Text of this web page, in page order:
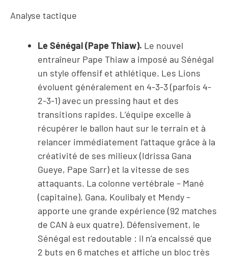
Analyse tactique
Le Sénégal (Pape Thiaw). Le nouvel
entraîneur Pape Thiaw a imposé au Sénégal
un style offensif et athlétique. Les Lions
évoluent généralement en 4-3-3 (parfois 4-
2-3-1) avec un pressing haut et des
transitions rapides. L’équipe excelle à
récupérer le ballon haut sur le terrain et à
relancer immédiatement l’attaque grâce à la
créativité de ses milieux (Idrissa Gana
Gueye, Pape Sarr) et la vitesse de ses
attaquants. La colonne vertébrale – Mané
(capitaine), Gana, Koulibaly et Mendy –
apporte une grande expérience (92 matches
de CAN à eux quatre). Défensivement, le
Sénégal est redoutable : il n’a encaissé que
2 buts en 6 matches et affiche un bloc très